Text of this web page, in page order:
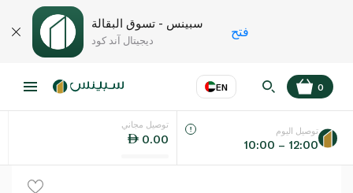
سبينس - تسوق البقالة
ديجيتال آند كود
فتح
EN
اللغة عر
0
توصيل مجاني
0.00
توصيل اليوم
10:00 – 12:00